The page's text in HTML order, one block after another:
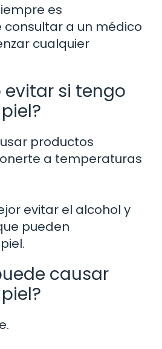
es
a un médico
cualquier
evitar si tengo
productos
a temperaturas
evitar el alcohol y
pueden
causar